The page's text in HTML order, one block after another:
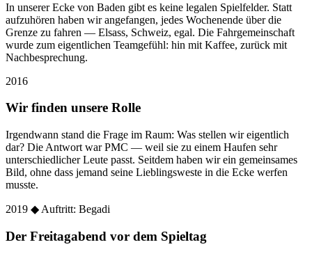
In unserer Ecke von Baden gibt es keine legalen Spielfelder. Statt
aufzuhören haben wir angefangen, jedes Wochenende über die
Grenze zu fahren — Elsass, Schweiz, egal. Die Fahrgemeinschaft
wurde zum eigentlichen Teamgefühl: hin mit Kaffee, zurück mit
Nachbesprechung.
2016
Wir finden unsere Rolle
Irgendwann stand die Frage im Raum: Was stellen wir eigentlich
dar? Die Antwort war PMC — weil sie zu einem Haufen sehr
unterschiedlicher Leute passt. Seitdem haben wir ein gemeinsames
Bild, ohne dass jemand seine Lieblingsweste in die Ecke werfen
musste.
2019 ◆ Auftritt: Begadi
Der Freitagabend vor dem Spieltag